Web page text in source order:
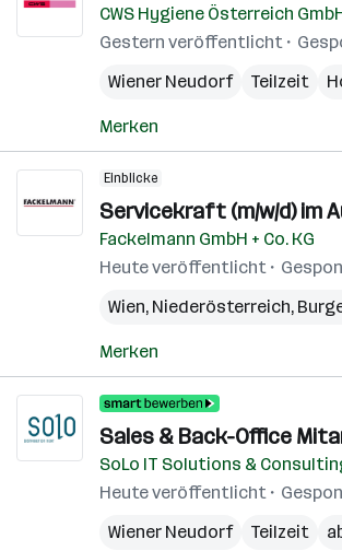
CWS Hygiene Österreich
Gestern veröffentlicht
Wiener Neudorf
Teilzeit
Merken
Einblicke
Servicekraft (m/w/d) im
Fackelmann GmbH + Co. KG
Heute veröffentlicht
Wien, Niederösterreich,
Merken
Sales & Back-Office
SoLo IT Solutions &
Heute veröffentlicht
Wiener Neudorf
Teilzeit